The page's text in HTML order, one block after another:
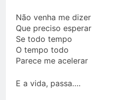
Não venha me dizer
Que preciso esperar
Se todo tempo
O tempo todo
Parece me acelerar
E a vida, passa….